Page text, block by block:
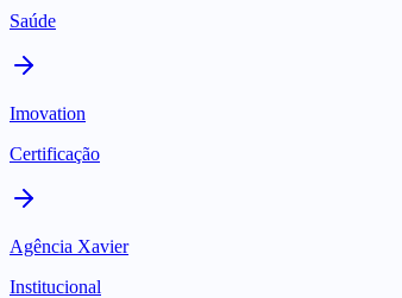
Saúde
Imovation
Certificação
Agência Xavier
Institucional